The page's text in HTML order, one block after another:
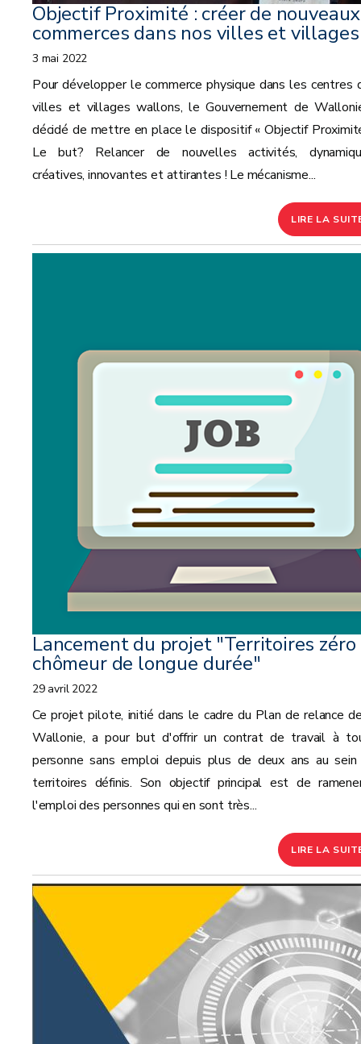
Objectif Proximité : créer de nouveaux
commerces dans nos villes et villages
3 mai 2022
Pour développer le commerce physique dans les centres
villes et villages wallons, le Gouvernement de
décidé de mettre en place le dispositif « Objectif
Le but? Relancer de nouvelles activités,
créatives, innovantes et attirantes ! Le mécanisme...
LIRE LA
Lancement du projet "Territoires zéro
chômeur de longue durée"
29 avril 2022
Ce projet pilote, initié dans le cadre du Plan de relance
Wallonie, a pour but d'offrir un contrat de travail à
personne sans emploi depuis plus de deux ans au
territoires définis. Son objectif principal est de
l'emploi des personnes qui en sont très...
LIRE LA